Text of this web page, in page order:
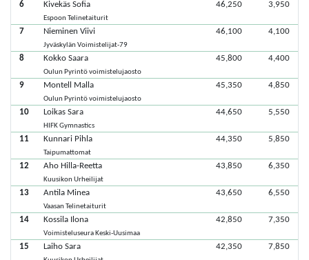
6 Kivekäs Sofia
Espoon Telinetaiturit
46,250 3,950
7 Nieminen Viivi
Jyväskylän Voimistelijat-79
46,100 4,100
8 Kokko Saara
Oulun Pyrintö voimistelujaosto
45,800 4,400
9 Montell Malla
Oulun Pyrintö voimistelujaosto
45,350 4,850
10 Loikas Sara
HIFK Gymnastics
44,650 5,550
11 Kunnari Pihla
Taipumattomat
44,350 5,850
12 Aho Hilla-Reetta
Kuusikon Urheilijat
43,850 6,350
13 Antila Minea
Vaasan Telinetaiturit
43,650 6,550
14 Kossila Ilona
Voimisteluseura Keski-Uusimaa
42,850 7,350
15 Laiho Sara 42,350 7,850